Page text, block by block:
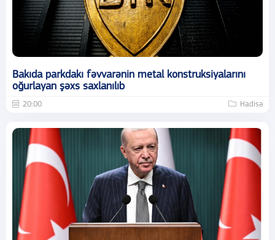
Bakıda parkdakı fəvvarənin metal konstruksiyalarını
oğurlayan şəxs saxlanılıb
20:00 Hadisə